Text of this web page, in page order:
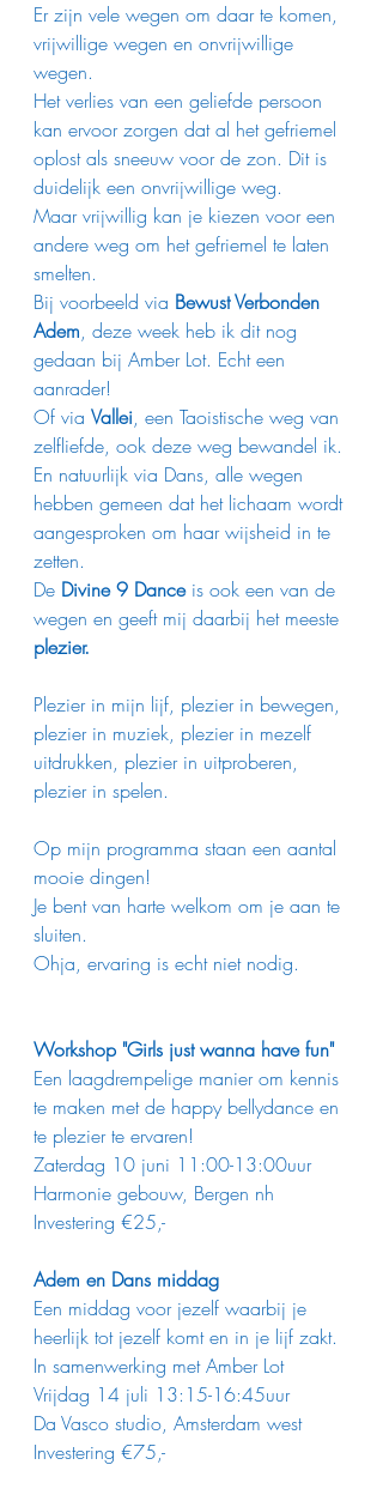
Er zijn vele wegen om daar te komen,
vrijwillige wegen en onvrijwillige
wegen.
Het verlies van een geliefde persoon
kan ervoor zorgen dat al het gefriemel
oplost als sneeuw voor de zon. Dit is
duidelijk een onvrijwillige weg.
Maar vrijwillig kan je kiezen voor een
andere weg om het gefriemel te laten
smelten.
Bij voorbeeld via Bewust Verbonden
Adem, deze week heb ik dit nog
gedaan bij Amber Lot. Echt een
aanrader!
Of via Vallei, een Taoistische weg van
zelfliefde, ook deze weg bewandel ik.
En natuurlijk via Dans, alle wegen
hebben gemeen dat het lichaam wordt
aangesproken om haar wijsheid in te
zetten.
De Divine 9 Dance is ook een van de
wegen en geeft mij daarbij het meeste
plezier.
Plezier in mijn lijf, plezier in bewegen,
plezier in muziek, plezier in mezelf
uitdrukken, plezier in uitproberen,
plezier in spelen.
Op mijn programma staan een aantal
mooie dingen!
Je bent van harte welkom om je aan te
sluiten.
Ohja, ervaring is echt niet nodig.
Workshop "Girls just wanna have fun"
Een laagdrempelige manier om kennis
te maken met de happy bellydance en
te plezier te ervaren!
Zaterdag 10 juni 11:00-13:00uur
Harmonie gebouw, Bergen nh
Investering €25,-
Adem en Dans middag
Een middag voor jezelf waarbij je
heerlijk tot jezelf komt en in je lijf zakt.
In samenwerking met Amber Lot
Vrijdag 14 juli 13:15-16:45uur
Da Vasco studio, Amsterdam west
Investering €75,-